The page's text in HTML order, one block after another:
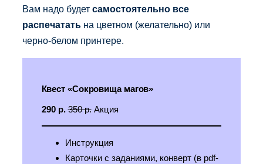
Вам надо будет самостоятельно все
распечатать на цветном (желательно) или
черно-белом принтере.
Квест «Сокровища магов»
290 р. 350 р.Акция
Инструкция
Карточки с заданиями, конверт (в pdf-